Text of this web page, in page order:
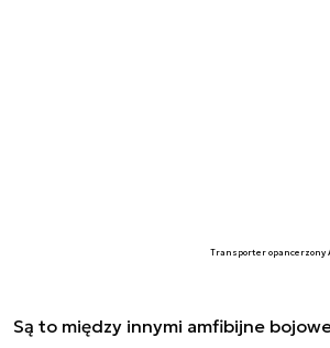
Transporter opancerzony
Są to między innymi amfibijne